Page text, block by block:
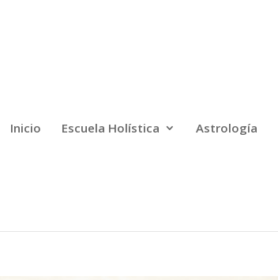
Inicio Escuela Holística Astrología